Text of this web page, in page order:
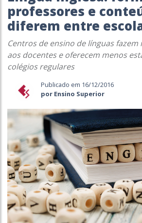
professores e
diferem entre
Centros de ensino de línguas fazem
aos docentes e oferecem menos
colégios regulares
Publicado em 16/12/2016
por Ensino Superior